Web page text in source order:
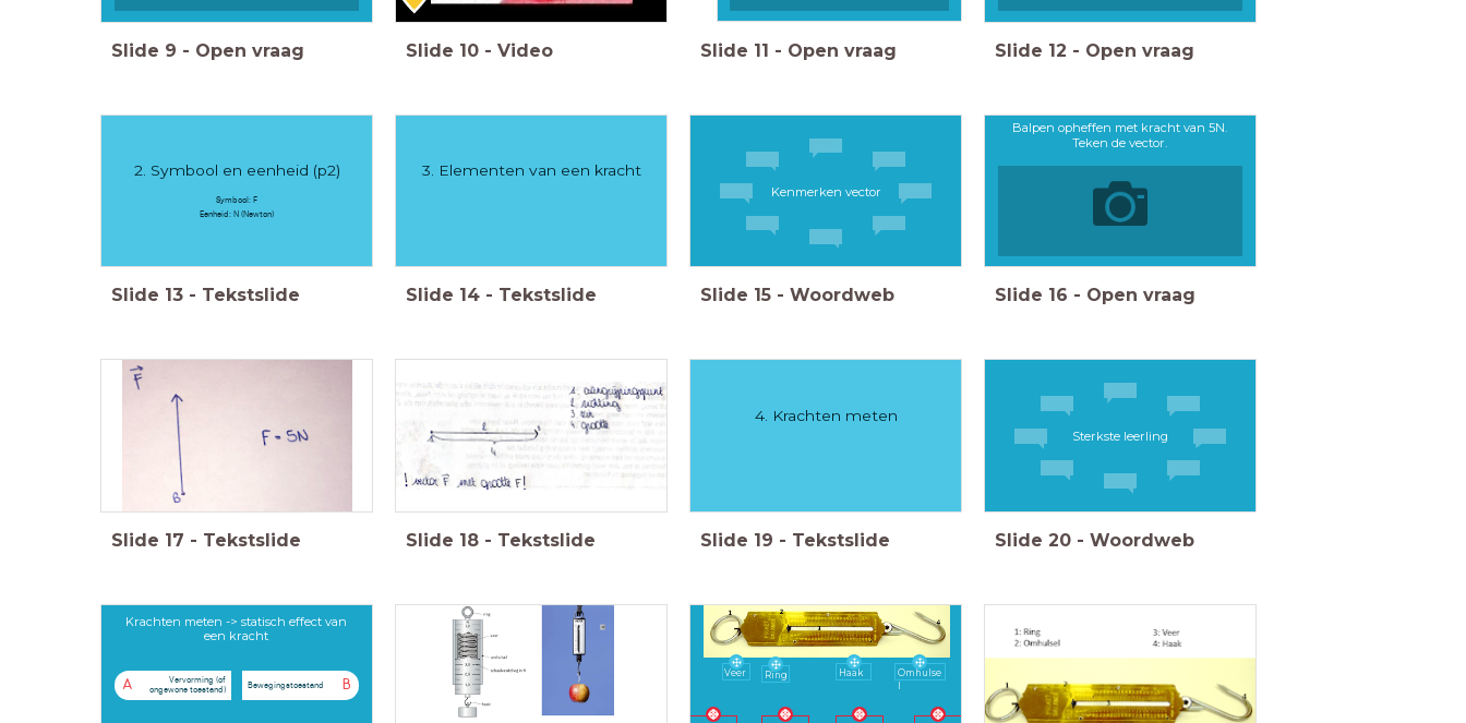
Slide 9 - Open vraag Slide 10 - Video Slide 11 - Open vraag Slide 12 - Open vraag
2. Symbool en eenheid (p2)
Symbool: F
Eenheid: N (Newton)
Slide 13 - Tekstslide
3. Elementen van een kracht
Slide 14 - Tekstslide
Kenmerken vector
Slide 15 - Woordweb
Balpen opheffen met kracht van 5N.
Teken de vector.
Slide 16 - Open vraag
Slide 17 - Tekstslide Slide 18 - Tekstslide
4. Krachten meten
Slide 19 - Tekstslide
Sterkste leerling
Slide 20 - Woordweb
Krachten meten -> statisch effect van
een kracht
A
Vervorming (of
ongewone toestand)
B
Bewegingstoestand
Veer Ring Haak
Omhulse